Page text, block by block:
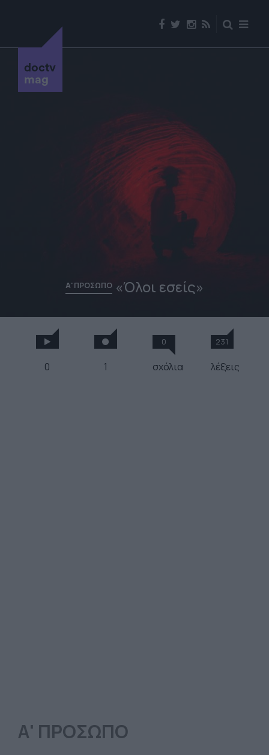
doctv
mag
Α' ΠΡΟΣΩΠΟ «Όλοι εσείς»
0 1
0
σχόλια
231
λέξεις
Α' ΠΡΟΣΩΠΟ